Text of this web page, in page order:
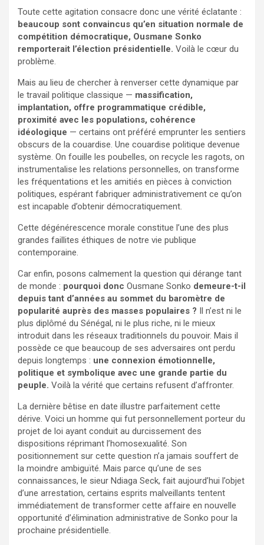
Toute cette agitation consacre donc une vérité éclatante :
beaucoup sont convaincus qu’en situation normale de
compétition démocratique, Ousmane Sonko
remporterait l’élection présidentielle. Voilà le cœur du
problème.
Mais au lieu de chercher à renverser cette dynamique par
le travail politique classique — massification,
implantation, offre programmatique crédible,
proximité avec les populations, cohérence
idéologique — certains ont préféré emprunter les sentiers
obscurs de la couardise. Une couardise politique devenue
système. On fouille les poubelles, on recycle les ragots, on
instrumentalise les relations personnelles, on transforme
les fréquentations et les amitiés en pièces à conviction
politiques, espérant fabriquer administrativement ce qu’on
est incapable d’obtenir démocratiquement.
Cette dégénérescence morale constitue l’une des plus
grandes faillites éthiques de notre vie publique
contemporaine.
Car enfin, posons calmement la question qui dérange tant
de monde : pourquoi donc Ousmane Sonko demeure-t-il
depuis tant d’années au sommet du baromètre de
popularité auprès des masses populaires ? Il n’est ni le
plus diplômé du Sénégal, ni le plus riche, ni le mieux
introduit dans les réseaux traditionnels du pouvoir. Mais il
possède ce que beaucoup de ses adversaires ont perdu
depuis longtemps : une connexion émotionnelle,
politique et symbolique avec une grande partie du
peuple. Voilà la vérité que certains refusent d’affronter.
La dernière bêtise en date illustre parfaitement cette
dérive. Voici un homme qui fut personnellement porteur du
projet de loi ayant conduit au durcissement des
dispositions réprimant l’homosexualité. Son
positionnement sur cette question n’a jamais souffert de
la moindre ambiguïté. Mais parce qu’une de ses
connaissances, le sieur Ndiaga Seck, fait aujourd’hui l’objet
d’une arrestation, certains esprits malveillants tentent
immédiatement de transformer cette affaire en nouvelle
opportunité d’élimination administrative de Sonko pour la
prochaine présidentielle.